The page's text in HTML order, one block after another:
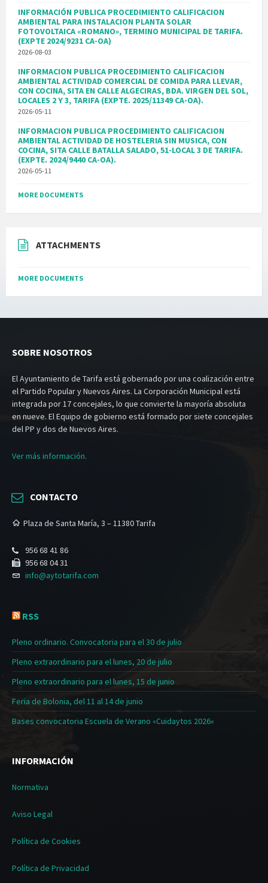
INFORMACIÓN PUBLICA PROCEDIMIENTO CALIFICACION
AMBIENTAL PARA INSTALACION PLANTA SOLAR
FOTOVOLTAICA «ROMANO», TERMINO MUNICIPAL DE TARIFA.
(EXPTE 2024/9231 CA-OA)
2026-08-03
INFORMACION PUBLICA PROCEDIMIENTO CALIFICACION
AMBIENTAL ACTIVIDAD COMERCIAL DE COMIDA PARA LLEVAR,
CON COCINA, SITA EN CALLE ALGECIRAS, BDA. VIRGEN DEL SOL,
LOCALES 2 Y 3, TARIFA (EXPTE. 2025/11349 CA-OA).
2026-05-11
INFORMACION PUBLICA PROCEDIMIENTO CALIFICACION
AMBIENTAL ACTIVIDAD DE HOSTELERIA SIN MUSICA, CON
COCINA, SITA CALLE BATALLA SALADO, 51-LOCAL 3 DE TARIFA.
(EXPTE. 2024/9440 CA-OA).
2026-05-11
MORE DOCUMENTS
ATTACHMENTS
MORE DOCUMENTS
SOBRE NOSOTROS
El Ayuntamiento de Tarifa está gobernado por una coalización entre
el Partido Popular y Nuevos Aires. La Corporación Municipal está
integrada por 17 concejales, lo que convierte la mayoría absoluta
en nueve. El Equipo de gobierno está formado por siete concejales
del PP y dos de Nuevos Aires.
Ver más información.
CONTACTO
Plaza de Santa María, 3 – 11380 Tarifa
956 68 41 86
956 68 04 31
info@aytotarifa.com
RSS
Pleno ordinario. Convocatoria para el 30 de julio
Pleno extraordinario para el lunes, 20 de julio
Pleno extraordinario para el lunes, 15 de junio
Feria de Bolonia, del 11 al 14 de junio
Bases convocatoria Escuela de Verano «Cuidaytos 2026»
INFORMACIÓN
Normativa
Aviso Legal
Política de Cookies
Política de Privacidad